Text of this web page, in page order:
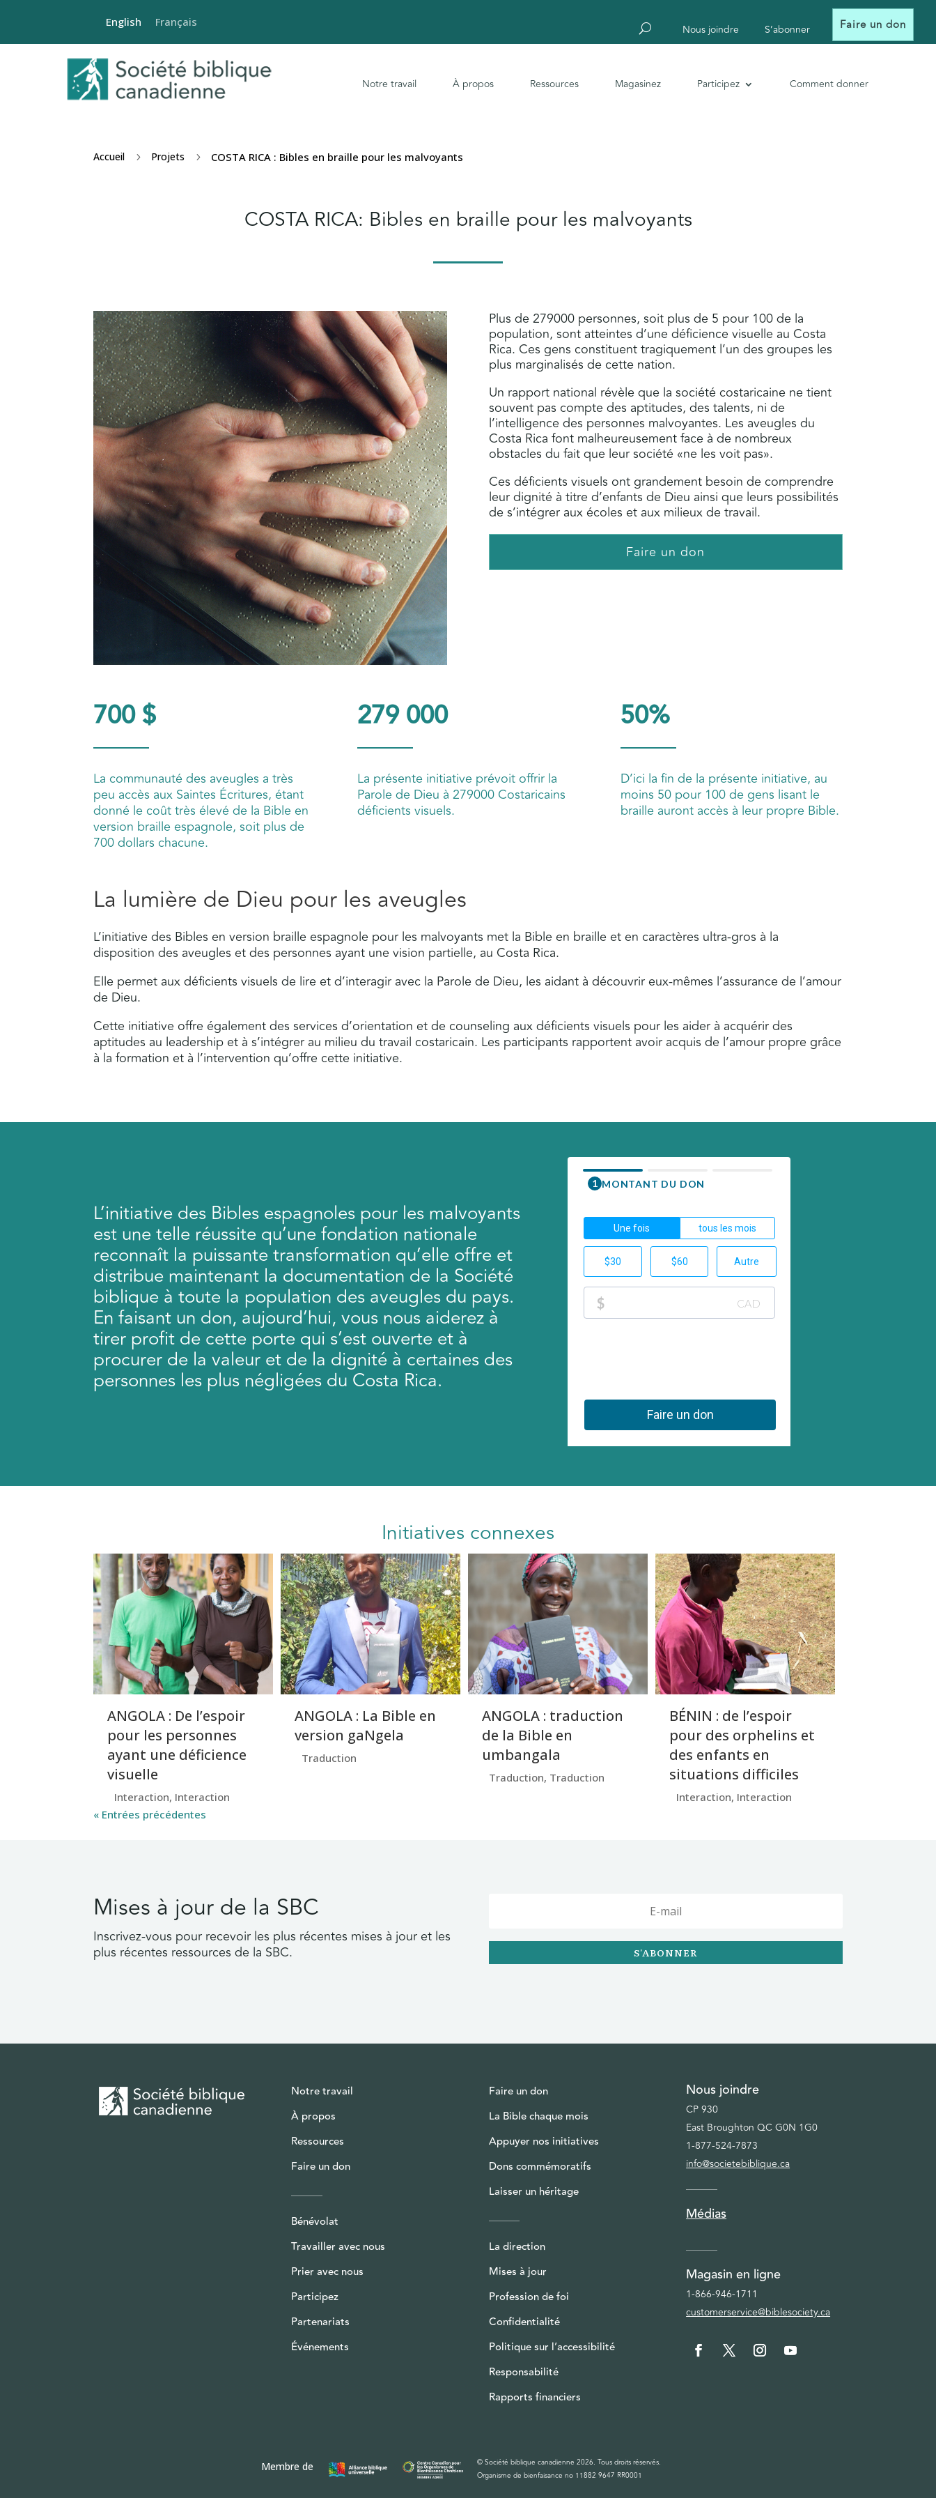
Nous joindre S’abonner Faire un don
Notre travail À propos Ressources Magasinez Participez Comment donner
Accueil 5 Projets 5 COSTA RICA : Bibles en braille pour les malvoyants
COSTA RICA: Bibles en braille pour les malvoyants
Plus de 279000 personnes, soit plus de 5 pour 100 de la
population, sont atteintes d’une déficience visuelle au Costa
Rica. Ces gens constituent tragiquement l’un des groupes les
plus marginalisés de cette nation.
Un rapport national révèle que la société costaricaine ne tient
souvent pas compte des aptitudes, des talents, ni de
l’intelligence des personnes malvoyantes. Les aveugles du
Costa Rica font malheureusement face à de nombreux
obstacles du fait que leur société «ne les voit pas».
Ces déficients visuels ont grandement besoin de comprendre
leur dignité à titre d’enfants de Dieu ainsi que leurs possibilités
de s’intégrer aux écoles et aux milieux de travail.
Faire un don
700 $
La communauté des aveugles a très
peu accès aux Saintes Écritures, étant
donné le coût très élevé de la Bible en
version braille espagnole, soit plus de
700 dollars chacune.
279 000
La présente initiative prévoit offrir la
Parole de Dieu à 279000 Costaricains
déficients visuels.
50%
D’ici la fin de la présente initiative, au
moins 50 pour 100 de gens lisant le
braille auront accès à leur propre Bible.
La lumière de Dieu pour les aveugles
L’initiative des Bibles en version braille espagnole pour les malvoyants met la Bible en braille et en caractères ultra-gros à la
disposition des aveugles et des personnes ayant une vision partielle, au Costa Rica.
Elle permet aux déficients visuels de lire et d’interagir avec la Parole de Dieu, les aidant à découvrir eux-mêmes l’assurance de l’amour
de Dieu.
Cette initiative offre également des services d’orientation et de counseling aux déficients visuels pour les aider à acquérir des
aptitudes au leadership et à s’intégrer au milieu du travail costaricain. Les participants rapportent avoir acquis de l’amour propre grâce
à la formation et à l’intervention qu’offre cette initiative.
L’initiative des Bibles espagnoles pour les malvoyants
est une telle réussite qu’une fondation nationale
reconnaît la puissante transformation qu’elle offre et
distribue maintenant la documentation de la Société
biblique à toute la population des aveugles du pays.
En faisant un don, aujourd’hui, vous nous aiderez à
tirer profit de cette porte qui s’est ouverte et à
procurer de la valeur et de la dignité à certaines des
personnes les plus négligées du Costa Rica.
Initiatives connexes
ANGOLA : De l’espoir
pour les personnes
ayant une déficience
visuelle
Interaction, Interaction
ANGOLA : La Bible en
version gaNgela
Traduction
ANGOLA : traduction
de la Bible en
umbangala
Traduction, Traduction
BÉNIN : de l’espoir
pour des orphelins et
des enfants en
situations difficiles
Interaction, Interaction
« Entrées précédentes
Mises à jour de la SBC
Inscrivez-vous pour recevoir les plus récentes mises à jour et les
plus récentes ressources de la SBC.
S'ABONNER
Notre travail
À propos
Ressources
Faire un don
Bénévolat
Travailler avec nous
Prier avec nous
Participez
Partenariats
Événements
Faire un don
La Bible chaque mois
Appuyer nos initiatives
Dons commémoratifs
Laisser un héritage
La direction
Mises à jour
Profession de foi
Confidentialité
Politique sur l’accessibilité
Responsabilité
Rapports financiers
Nous joindre
CP 930
East Broughton QC G0N 1G0
1-877-524-7873
info@societebiblique.ca
Médias
Magasin en ligne
1-866-946-1711
customerservice@biblesociety.ca
Membre de
© Société biblique canadienne 2026. Tous droits réservés.
Organisme de bienfaisance no 11882 9647 RR0001
English Français